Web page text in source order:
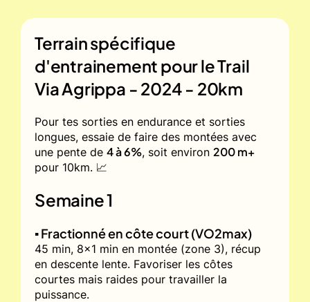
Terrain spécifique
d'entrainement pour leTrail
Via Agrippa - 2024 - 20km
Pour tes sorties en endurance et sorties
longues, essaie de faire des montées avec
une pente de 4 à 6%, soit environ 200 m+
pour 10km. 📈
Semaine 1
▪️ Fractionné en côte court (VO2max)
45 min, 8x1 min en montée (zone 3), récup
en descente lente. Favoriser les côtes
courtes mais raides pour travailler la
puissance.